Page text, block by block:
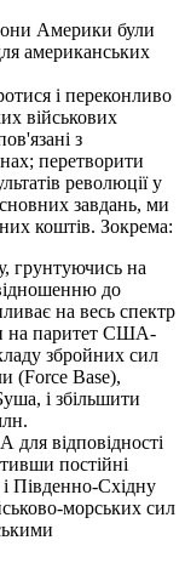
Америки були
американських
і переконливо
військових
з
перетворити
революції у
завдань, ми
коштів. Зокрема:
грунтуючись на
до
на весь спектр
на паритет США-
збройних сил
(Force Base),
і збільшити
відповідності
постійні
Південно-Східну
морських сил